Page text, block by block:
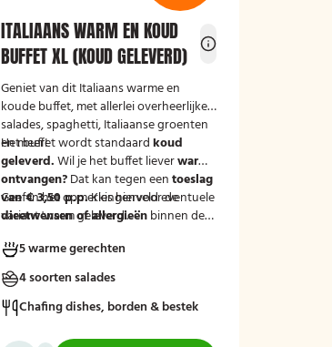
ITALIAANS WARM EN KOUD
BUFFET XL (KOUD GELEVERD)
Geniet van dit Italiaans warme en
koude buffet, met allerlei overheerlijke
salades, spaghetti, Italiaanse groenten
en meer!
Het buffet wordt standaardkoud
geleverd.Wil je het buffet lieverwarm
ontvangen?Dat kan tegen eentoeslag
van € 3,50 p.p.Kies hiervoor de
variant 'warm geleverd'.
Geef in het opmerkingenveld eventuele
dieetwensen of allergieënbinnen de
mee kunnen houden.
5 warme gerechten
4 soorten salades
Chafing dishes, borden & bestek